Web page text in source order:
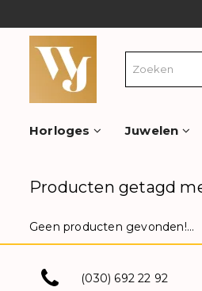
Horloges Juwelen
Producten getagd
Geen producten gevonden!...
(030) 692 22 92